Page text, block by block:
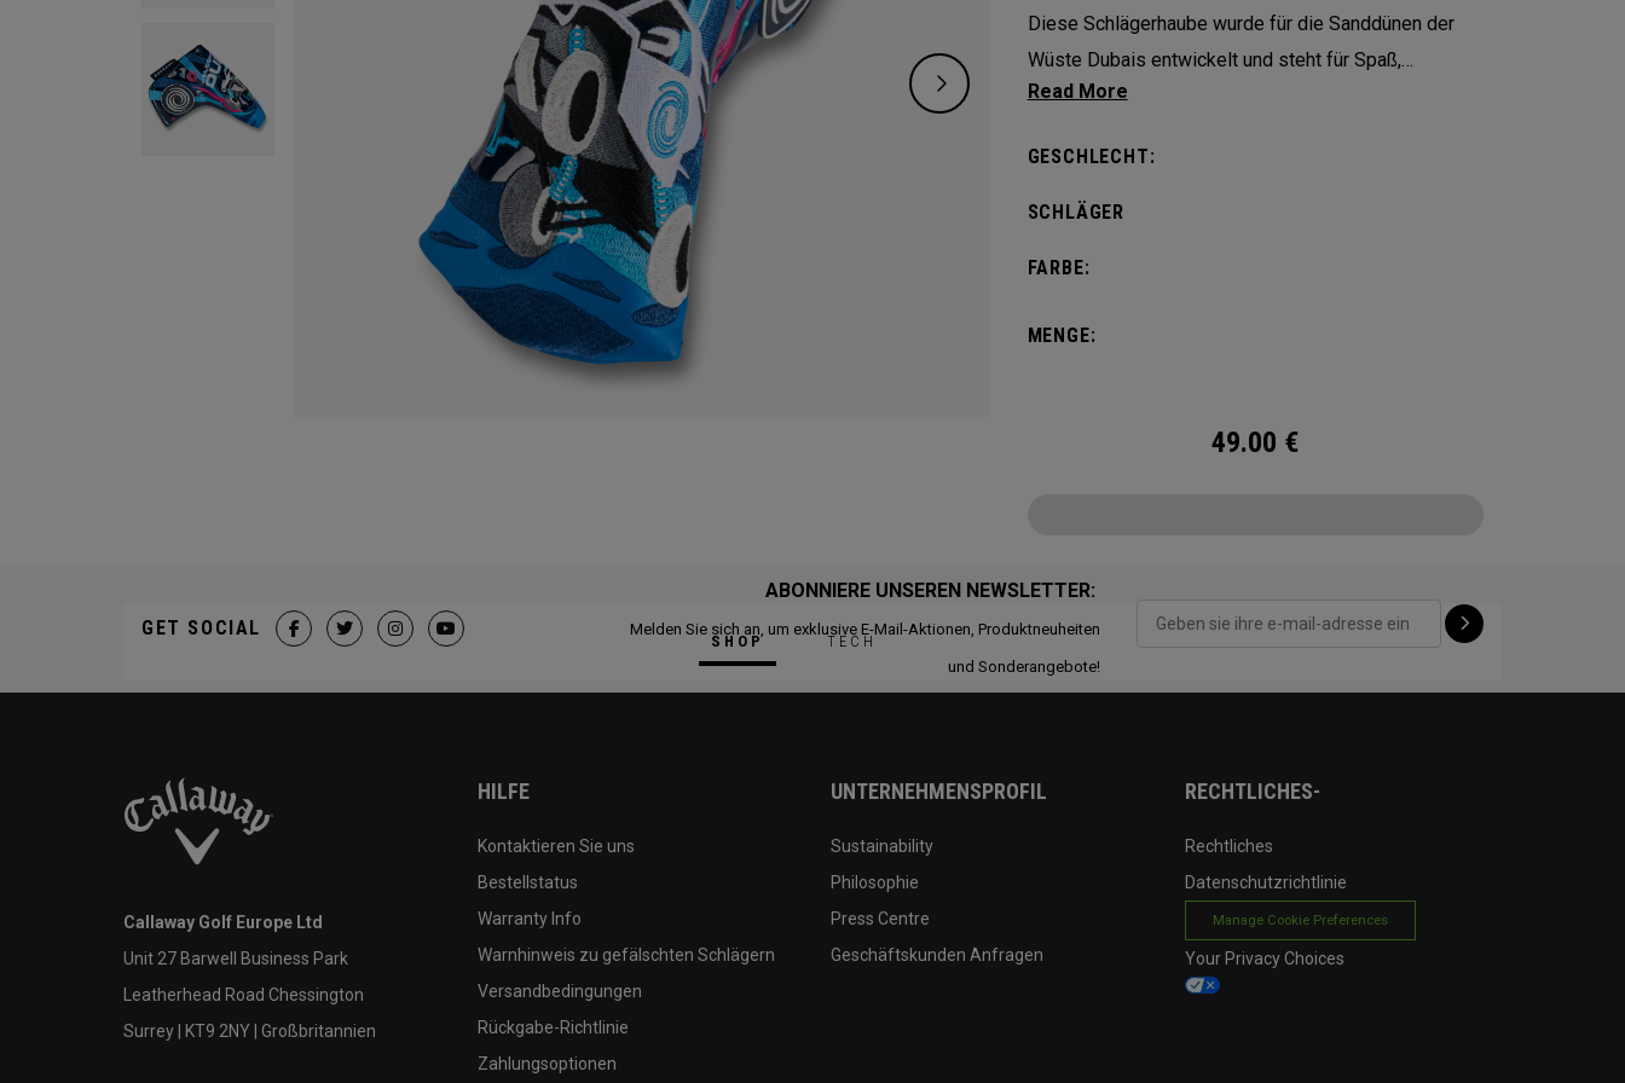
Diese Schlägerhaube wurde für die Sanddünen der
Wüste Dubais entwickelt und steht für Spaß,
Auffälligkeit und Glanz!
GESCHLECHT:
SCHLÄGER
FARBE:
MENGE:
49.00 €
SHOP TECH
ABONNIERE UNSEREN NEWSLETTER:
Melden Sie sich an, um exklusive E-Mail-Aktionen, Produktneuheiten
und Sonderangebote!
GET SOCIAL
Callaway Golf Europe Ltd
Unit 27 Barwell Business Park
Leatherhead Road Chessington
Surrey | KT9 2NY | Großbritannien
HILFE
Kontaktieren Sie uns
Bestellstatus
Warranty Info
Warnhinweis zu gefälschten Schlägern
Versandbedingungen
Rückgabe-Richtlinie
Zahlungsoptionen
UNTERNEHMENSPROFIL
Sustainability
Philosophie
Press Centre
Geschäftskunden Anfragen
RECHTLICHES-
Rechtliches
Datenschutzrichtlinie
Manage Cookie Preferences
Your Privacy Choices